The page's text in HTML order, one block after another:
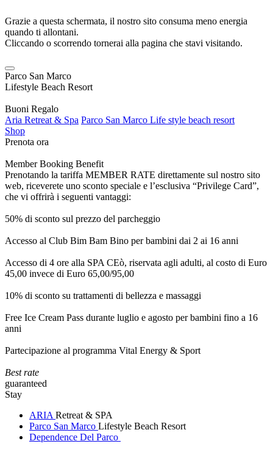
Grazie a questa schermata, il nostro sito consuma meno energia
quando ti allontani.
Cliccando o scorrendo tornerai alla pagina che stavi visitando.
Parco San Marco
Lifestyle Beach Resort
Buoni Regalo
Aria Retreat & Spa Parco San Marco Life style beach resort
Shop
Prenota ora
Member Booking Benefit
Prenotando la tariffa MEMBER RATE direttamente sul nostro sito
web, riceverete uno sconto speciale e l’esclusiva “Privilege Card”,
che vi offrirà i seguenti vantaggi:
50% di sconto sul prezzo del parcheggio
Accesso al Club Bim Bam Bino per bambini dai 2 ai 16 anni
Accesso di 4 ore alla SPA CEò, riservata agli adulti, al costo di Euro
45,00 invece di Euro 65,00/95,00
10% di sconto su trattamenti di bellezza e massaggi
Free Ice Cream Pass durante luglio e agosto per bambini fino a 16
anni
Partecipazione al programma Vital Energy & Sport
Best rate
guaranteed
Stay
ARIA Retreat & SPA
Parco San Marco Lifestyle Beach Resort
Dependence Del Parco